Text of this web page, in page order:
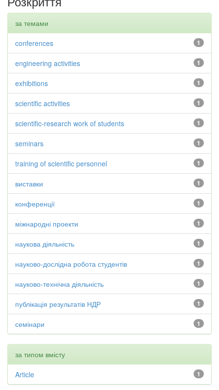
за темами
1
conferences
1
engineering activities
1
exhibitions
1
scientific activities
1
scientific-research work of students
1
seminars
1
training of scientific personnel
1
виставки
1
конференції
1
міжнародні проекти
1
наукова діяльність
1
науково-дослідна робота студентів
1
науково-технічна діяльність
1
публікація результатів НДР
1
семінари
за типом вмісту
1
Article